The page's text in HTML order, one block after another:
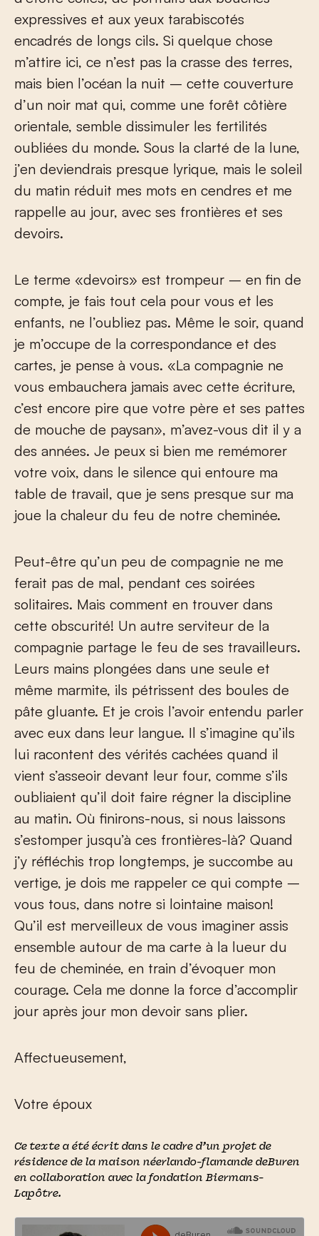
expressives et aux yeux tarabiscotés
encadrés de longs cils. Si quelque chose
m’attire ici, ce n’est pas la crasse des terres,
mais bien l’océan la nuit – cette couverture
d’un noir mat qui, comme une forêt côtière
orientale, semble dissimuler les fertilités
oubliées du monde. Sous la clarté de la lune,
j’en deviendrais presque lyrique, mais le soleil
du matin réduit mes mots en cendres et me
rappelle au jour, avec ses frontières et ses
devoirs.
Le terme «devoirs» est trompeur – en fin de
compte, je fais tout cela pour vous et les
enfants, ne l’oubliez pas. Même le soir, quand
je m’occupe de la correspondance et des
cartes, je pense à vous. «La compagnie ne
vous embauchera jamais avec cette écriture,
c’est encore pire que votre père et ses pattes
de mouche de paysan», m’avez-vous dit il y a
des années. Je peux si bien me remémorer
votre voix, dans le silence qui entoure ma
table de travail, que je sens presque sur ma
joue la chaleur du feu de notre cheminée.
Peut-être qu’un peu de compagnie ne me
ferait pas de mal, pendant ces soirées
solitaires. Mais comment en trouver dans
cette obscurité! Un autre serviteur de la
compagnie partage le feu de ses travailleurs.
Leurs mains plongées dans une seule et
même marmite, ils pétrissent des boules de
pâte gluante. Et je crois l’avoir entendu parler
avec eux dans leur langue. Il s’imagine qu’ils
lui racontent des vérités cachées quand il
vient s’asseoir devant leur four, comme s’ils
oubliaient qu’il doit faire régner la discipline
au matin. Où finirons-nous, si nous laissons
s’estomper jusqu’à ces frontières-là? Quand
j’y réfléchis trop longtemps, je succombe au
vertige, je dois me rappeler ce qui compte –
vous tous, dans notre si lointaine maison!
Qu’il est merveilleux de vous imaginer assis
ensemble autour de ma carte à la lueur du
feu de cheminée, en train d’évoquer mon
courage. Cela me donne la force d’accomplir
jour après jour mon devoir sans plier.
Affectueusement,
Votre époux
Ce texte a été écrit dans le cadre d’un projet de
résidence de la maison néerlando-flamande deBuren
en collaboration avec la fondation Biermans-
Lapôtre.